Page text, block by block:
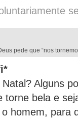
pede que “nos
Alguns
torne bela e
homem, para